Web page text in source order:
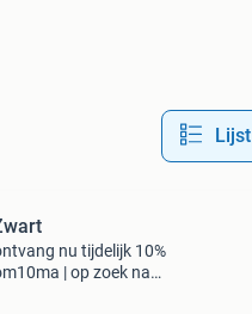
Lijst
nu tijdelijk 10%
| op zoek naar